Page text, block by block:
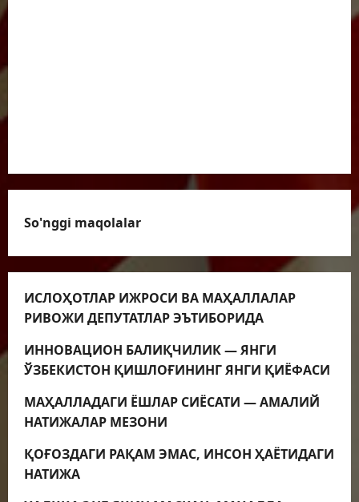
So'nggi maqolalar
ИСЛОҲОТЛАР ИЖРОСИ ВА МАҲАЛЛАЛАР
РИВОЖИ ДЕПУТАТЛАР ЭЪТИБОРИДА
ИННОВАЦИОН БАЛИҚЧИЛИК — ЯНГИ
ЎЗБЕКИСТОН ҚИШЛОҒИНИНГ ЯНГИ ҚИЁФАСИ
МАҲАЛЛАДАГИ ЁШЛАР СИЁСАТИ — АМАЛИЙ
НАТИЖАЛАР МЕЗОНИ
ҚОҒОЗДАГИ РАҚАМ ЭМАС, ИНСОН ҲАЁТИДАГИ
НАТИЖА